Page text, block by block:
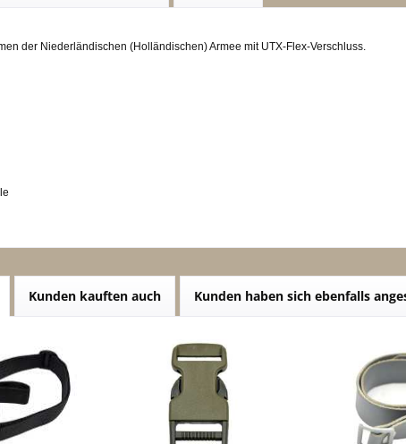
der Niederländischen (Holländischen) Armee mit UTX-Flex-Verschluss.
Kunden kauften auch Kunden haben sich ebenfalls